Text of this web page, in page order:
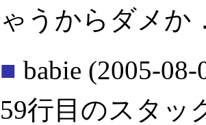
ゃうからダメか
■ babie (2005-08-
59行目のスタッ